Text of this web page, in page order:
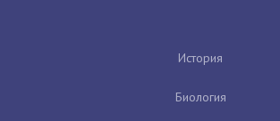
История
Биология